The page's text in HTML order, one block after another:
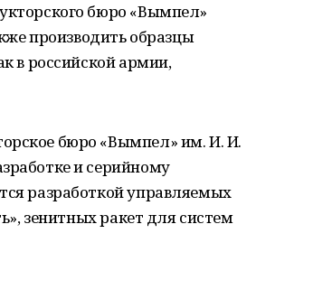
бюро «Вымпел»
производить образцы
в российской армии,
бюро «Вымпел» им. И. И.
и серийному
разработкой управляемых
зенитных ракет для систем